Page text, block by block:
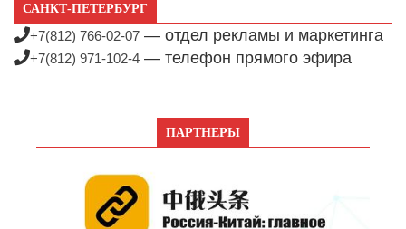
САНКТ-ПЕТЕРБУРГ
+7(812) 766-02-07 — отдел рекламы и маркетинга
+7(812) 971-102-4 — телефон прямого эфира
ПАРТНЕРЫ